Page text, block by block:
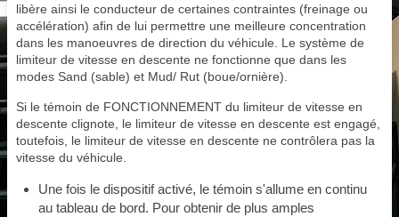
libère ainsi le conducteur de certaines contraintes (freinage ou
accélération) afin de lui permettre une meilleure concentration
dans les manoeuvres de direction du véhicule. Le système de
limiteur de vitesse en descente ne fonctionne que dans les
modes Sand (sable) et Mud/ Rut (boue/ornière).
Si le témoin de FONCTIONNEMENT du limiteur de vitesse en
descente clignote, le limiteur de vitesse en descente est engagé,
toutefois, le limiteur de vitesse en descente ne contrôlera pas la
vitesse du véhicule.
Une fois le dispositif activé, le témoin s'allume en continu
au tableau de bord. Pour obtenir de plus amples